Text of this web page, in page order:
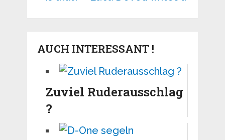
AUCH INTERESSANT !
Zuviel Ruderausschlag
?